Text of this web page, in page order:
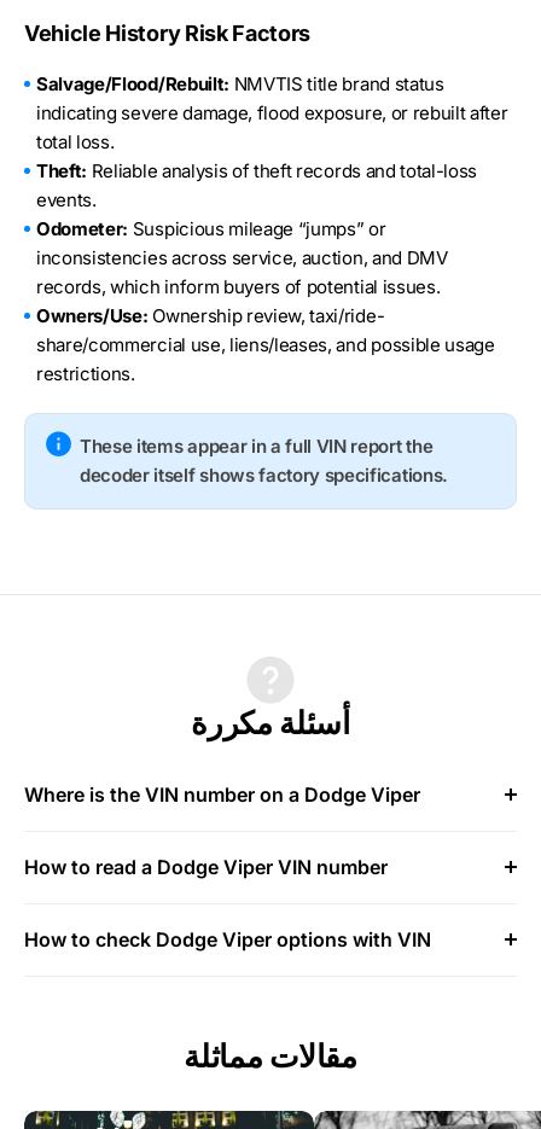
Vehicle History Risk Factors
Salvage/Flood/Rebuilt: NMVTIS title brand status
indicating severe damage, flood exposure, or rebuilt after
total loss.
Theft: Reliable analysis of theft records and total-loss
events.
Odometer: Suspicious mileage “jumps” or
inconsistencies across service, auction, and DMV
records, which inform buyers of potential issues.
Owners/Use: Ownership review, taxi/ride-
share/commercial use, liens/leases, and possible usage
restrictions.
These items appear in a full VIN report the
decoder itself shows factory specifications.
أسئلة مكررة
Where is the VIN number on a Dodge Viper
How to read a Dodge Viper VIN number
How to check Dodge Viper options with VIN
مقالات مماثلة